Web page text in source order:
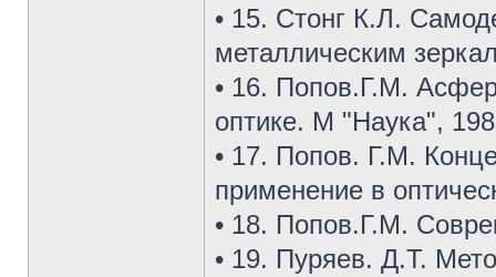
• 15. Стонг К.Л.
металлическим
• 16. Попов.Г.М.
оптике. М "Наука",
• 17. Попов. Г.М.
применение в
• 18. Попов.Г.М.
• 19. Пуряев. Д.Т.